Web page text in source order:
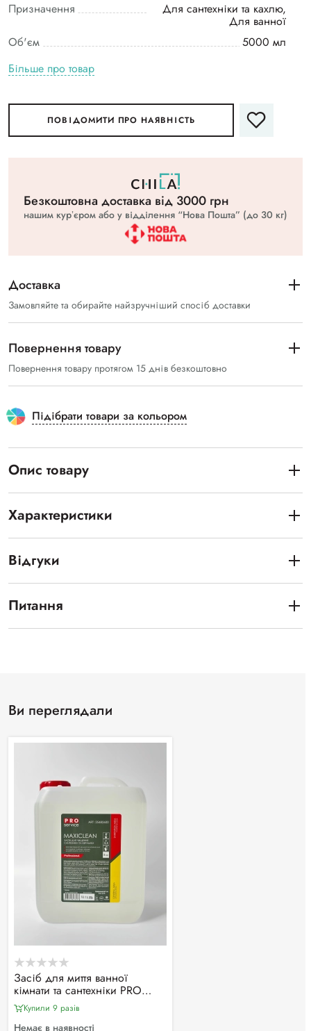
Призначення
Для сантехніки та кахлю,
Для ванної
Об'єм
5000 мл
Більше про товар
ПОВІДОМИТИ ПРО НАЯВНІСТЬ
Безкоштовна доставка вiд 3000 грн
нашим курʼєром або у відділення “Нова Пошта” (до 30 кг)
Доставка
Замовляйте та обирайте найзручніший спосіб доставки
Повернення товару
Повернення товару протягом 15 днів безкоштовно
Підібрати товари за кольором
Опис товару
Характеристики
Відгуки
Питання
Ви переглядали
Засіб для миття ванної
кімнати та сантехніки PRO
service Maxiclean, 5000 мл
Купили 9 разiв
Немає в наявності